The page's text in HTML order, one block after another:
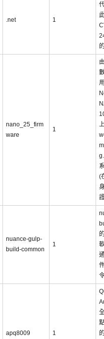
.net 1
nano_25_firm
ware
1
(
nuance-gulp-
build-common
1
apq8009 1